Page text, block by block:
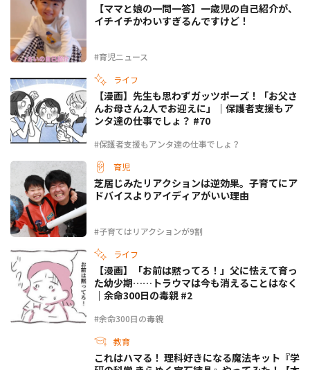
#育児ニュース
【ママと娘の一問一答】一歳児の自己紹介が、
イチイチかわいすぎるんですけど！
ライフ
#保護者支援もアンタ達の仕事でしょ？
【漫画】先生も思わずガッツポーズ！「お父さ
んお母さん2人でお迎えに」｜保護者支援もア
ンタ達の仕事でしょ？ #70
育児
#子育てはリアクションが9割
芝居じみたリアクションは逆効果。子育てにア
ドバイスよりアイディアがいい理由
ライフ
#余命300日の毒親
【漫画】「お前は黙ってろ！」父に怯えて育っ
た幼少期……トラウマは今も消えることはなく
｜余命300日の毒親 #2
教育
これはハマる！ 理科好きになる魔法キット『学